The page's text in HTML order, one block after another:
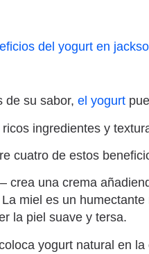
de su sabor, el yogurt
ricos ingredientes y
cuatro de estos
– crea una crema
miel es un
la piel suave y tersa.
yogurt natural en